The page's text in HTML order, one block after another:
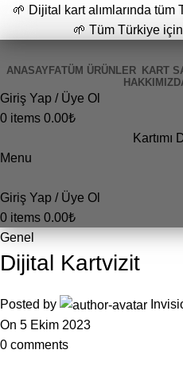
🌱 Dijital kart alımlarında
🌱 Tüm Türkiye
ANASAYFATÜM ÜRÜNLER KART
Giriş Yap / Üye Ol
0 items 0.00₺
Kartımı
Menu
Giriş Yap / Üye Ol
0 items 0.00₺
Genel
Dijital Kartvizit
Posted by
On 5 Ekim 2023
0 comments